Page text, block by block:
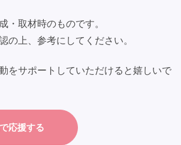
・取材時のものです。
の上、参考にしてください。
をサポートしていただけると嬉しいで